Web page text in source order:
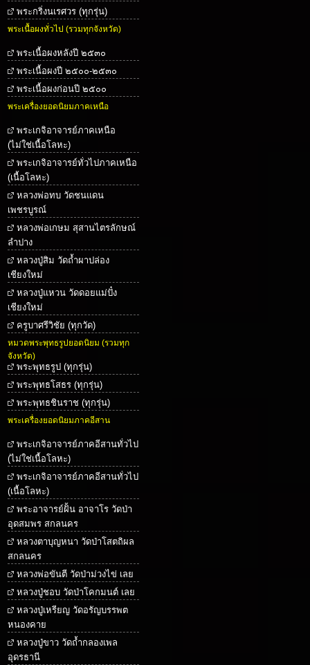
พระกริ่งนเรศวร (ทุกรุ่น)
พระเนื้อผงทั่วไป (รวมทุกจังหวัด)
พระเนื้อผงหลังปี ๒๕๓๐
พระเนื้อผงปี ๒๕๐๐-๒๕๓๐
พระเนื้อผงก่อนปี ๒๕๐๐
พระเครื่องยอดนิยมภาคเหนือ
พระเกจิอาจารย์ภาคเหนือ
(ไม่ใช่เนื้อโลหะ)
พระเกจิอาจารย์ทั่วไปภาคเหนือ
(เนื้อโลหะ)
หลวงพ่อทบ วัดชนแดน
เพชรบูรณ์
หลวงพ่อเกษม สุสานไตรลักษณ์
ลำปาง
หลวงปู่สิม วัดถ้ำผาปล่อง
เชียงใหม่
หลวงปู่แหวน วัดดอยแม่ปั๋ง
เชียงใหม่
ครูบาศรีวิชัย (ทุกวัด)
หมวดพระพุทธรูปยอดนิยม (รวมทุก
จังหวัด)
พระพุทธรูป (ทุกรุ่น)
พระพุทธโสธร (ทุกรุ่น)
พระพุทธชินราช (ทุกรุ่น)
พระเครื่องยอดนิยมภาคอีสาน
พระเกจิอาจารย์ภาคอีสานทั่วไป
(ไม่ใช่เนื้อโลหะ)
พระเกจิอาจารย์ภาคอีสานทั่วไป
(เนื้อโลหะ)
พระอาจารย์ฝั้น อาจาโร วัดป่า
อุดสมพร สกลนคร
หลวงตาบุญหนา วัดป่าโสตถิผล
สกลนคร
หลวงพ่อขันตี วัดป่าม่วงไข่ เลย
หลวงปู่ชอบ วัดป่าโคกมนต์ เลย
หลวงปู่เหรียญ วัดอรัญบรรพต
หนองคาย
หลวงปู่ขาว วัดถ้ำกลองเพล
อุดรธานี